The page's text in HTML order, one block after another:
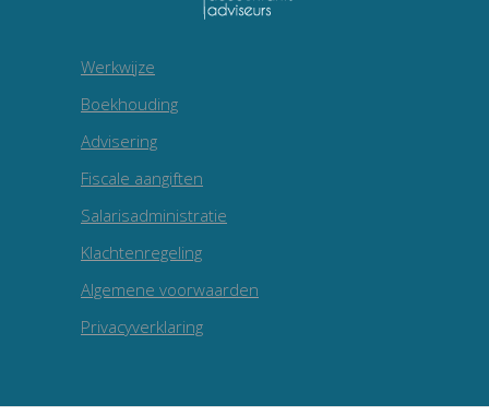
Werkwijze
Boekhouding
Advisering
Fiscale aangiften
Salarisadministratie
Klachtenregeling
Algemene voorwaarden
Privacyverklaring